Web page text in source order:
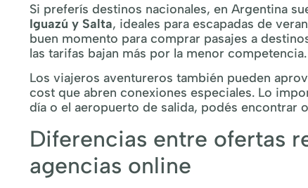
Si preferís destinos nacionales, en Argentina
Iguazú y Salta, ideales para escapadas de
buen momento para comprar pasajes a
las tarifas bajan más por la menor competencia.
Los viajeros aventureros también pueden
cost que abren conexiones especiales. Lo
día o el aeropuerto de salida, podés encontrar
Diferencias entre ofertas
agencias online